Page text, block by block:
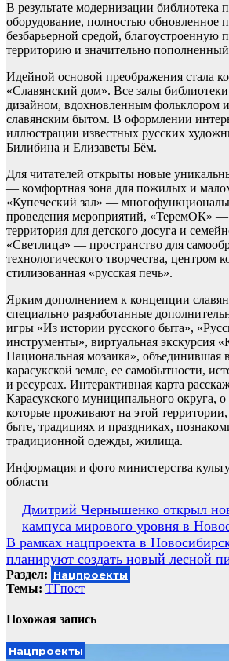
В результате модернизации библиотека
оборудование, полностью обновленное
безбарьерной средой,
территорию и значительно
Идейной основой преображения стала
«Славянский дом». Все залы
дизайном, вдохновленным фольклором
славянским бытом. В оформлении
иллюстрации известных русских
Билибина и Елизаветы Бём.
Для читателей открыты новые
— комфортная зона для пожилых и
«Купеческий зал» —
проведения мероприятий, «ТеремОК» —
территория для детского досуга и
«Светлица» — пространство для
технологического творчества, центром
стилизованная «русская печь».
Ярким дополнением к концепции
специально разработанные
игры «Из истории русского быта»,
инструменты», виртуальная экскурсия
Национальная мозаика»,
карасукской земле, ее самобытности,
и ресурсах. Интерактивная карта
Карасукского муниципального округа,
которые проживают на этой
быте, традициях и праздниках,
традиционной одежды, жилища.
Информация и фото министерства
области
Навигация
по
записям
Дмитрий Чернышенко открыл
кампуса мирового уровня в
В рамках нацпроекта в
планируют создать новый лесной
Раздел: Нацпроекты
Темы: ТГпост
Похожая запись
Нацпроекты